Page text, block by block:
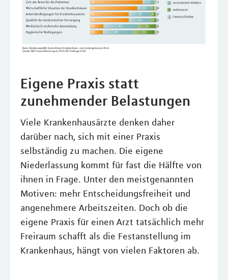
Eigene Praxis statt
zunehmender Belastungen
Viele Krankenhausärzte denken daher
darüber nach, sich mit einer Praxis
selbständig zu machen. Die eigene
Niederlassung kommt für fast die Hälfte von
ihnen in Frage. Unter den meistgenannten
Motiven: mehr Entscheidungsfreiheit und
angenehmere Arbeitszeiten. Doch ob die
eigene Praxis für einen Arzt tatsächlich mehr
Freiraum schafft als die Festanstellung im
Krankenhaus, hängt von vielen Faktoren ab.